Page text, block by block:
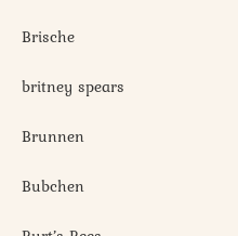
Brische
britney spears
Brunnen
Bubchen